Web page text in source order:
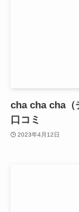
cha cha cha
口コミ
2023年4月12日